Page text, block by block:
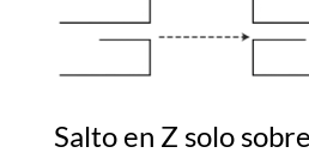
Salto en Z solo